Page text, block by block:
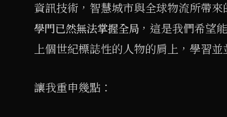
資訊技術，智慧城市與全球物流所帶來
學門已然無法掌握全局 ，這是我們希望
上個世紀標誌性的人物的肩上，學習並
讓我重申幾點：